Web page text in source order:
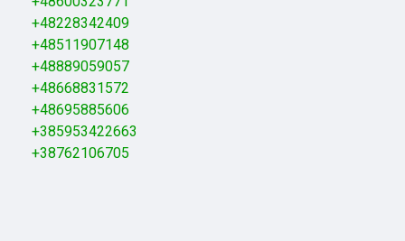
+48228342409
+48511907148
+48889059057
+48668831572
+48695885606
+385953422663
+38762106705